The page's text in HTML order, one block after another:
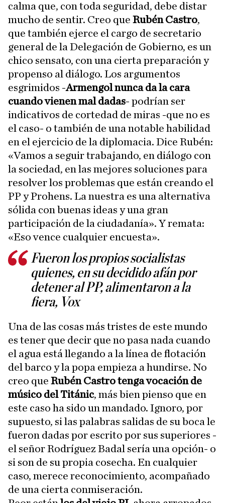
calma que, con toda seguridad, debe distar
mucho de sentir. Creo que Rubén Castro,
que también ejerce el cargo de secretario
general de la Delegación de Gobierno, es un
chico sensato, con una cierta preparación y
propenso al diálogo. Los argumentos
esgrimidos -Armengol nunca da la cara
cuando vienen mal dadas- podrían ser
indicativos de cortedad de miras -que no es
el caso- o también de una notable habilidad
en el ejercicio de la diplomacia. Dice Rubén:
«Vamos a seguir trabajando, en diálogo con
la sociedad, en las mejores soluciones para
resolver los problemas que están creando el
PP y Prohens. La nuestra es una alternativa
sólida con buenas ideas y una gran
participación de la ciudadanía». Y remata:
«Eso vence cualquier encuesta».
Fueron los propios socialistas
quienes, en su decidido afán por
detener al PP, alimentaron a la
fiera, Vox
Una de las cosas más tristes de este mundo
es tener que decir que no pasa nada cuando
el agua está llegando a la línea de flotación
del barco y la popa empieza a hundirse. No
creo que Rubén Castro tenga vocación de
músico del Titánic, más bien pienso que en
este caso ha sido un mandado. Ignoro, por
supuesto, si las palabras salidas de su boca le
fueron dadas por escrito por sus superiores -
el señor Rodríguez Badal sería una opción- o
si son de su propia cosecha. En cualquier
caso, merece reconocimiento, acompañado
de una cierta conmiseración.